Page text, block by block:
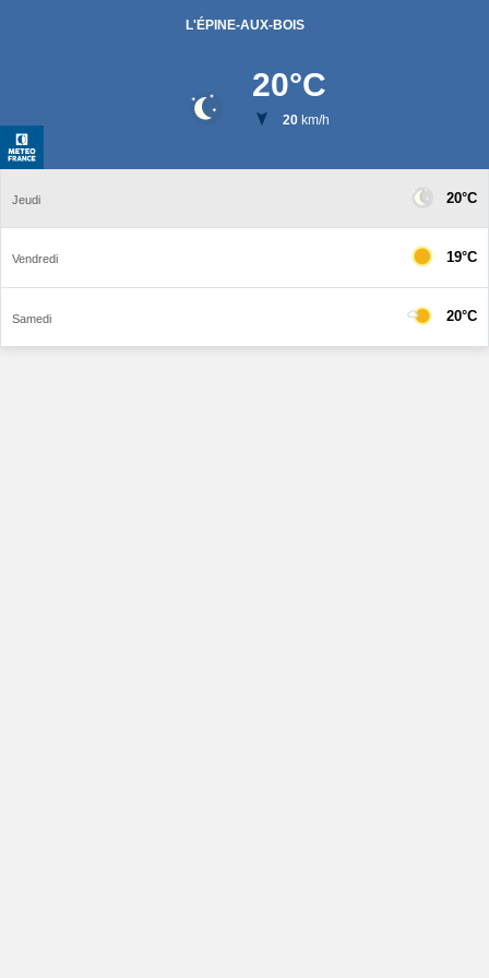
L'ÉPINE-AUX-BOIS
20°C
20km/h
Jeudi 20°C
Vendredi 19°C
Samedi 20°C